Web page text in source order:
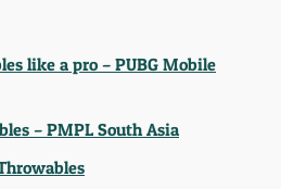
like a pro – PUBG Mobile
– PMPL South Asia